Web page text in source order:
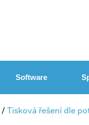
Software
/Tisková řešení dle